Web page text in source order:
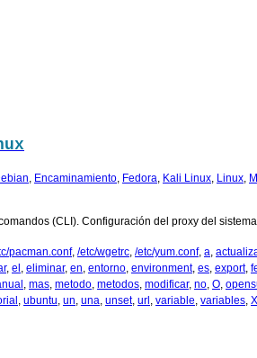
, Encaminamiento, Fedora, Kali Linux, Linux,
(CLI). Configuración del proxy del
pacman.conf, /etc/wgetrc, /etc/yum.conf, a,
, el , eliminar, en, entorno, environment, es, export,
, mas, metodo, metodos, modificar, no, O,
, ubuntu, un, una, unset, url , variable, variables,